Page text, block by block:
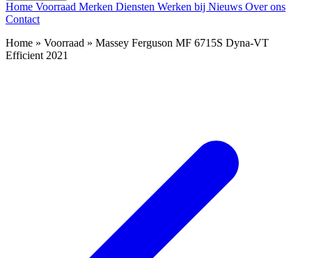
Home Voorraad Merken Diensten Werken bij Nieuws Over ons
Contact
Home » Voorraad » Massey Ferguson MF 6715S Dyna-VT
Efficient 2021